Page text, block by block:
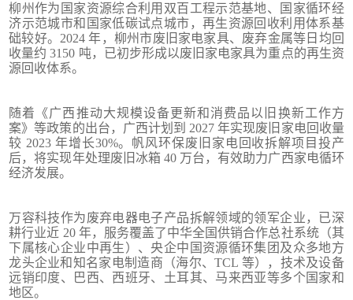
柳州作为国家资源综合利用双百工程示范基地、国家循环经
济示范城市和国家低碳试点城市，再生资源回收利用体系基
础较好。2024 年，柳州市废旧家电家具、废弃金属等日均回
收量约 3150 吨，已初步形成以废旧家电家具为重点的再生资
源回收体系。
随着《广西推动大规模设备更新和消费品以旧换新工作方
案》等政策的出台，广西计划到 2027 年实现废旧家电回收量
较 2023 年增长30%。帆风环保废旧家电回收拆解项目投产
后，将实现年处理废旧冰箱 40 万台，有效助力广西家电循环
经济发展。
万容科技作为废弃电器电子产品拆解领域的领军企业，已深
耕行业近 20 年，服务覆盖了中华全国供销合作总社系统（其
下属核心企业中再生）、央企中国资源循环集团及众多地方
龙头企业和知名家电制造商（海尔、TCL 等），技术及设备
远销印度、巴西、西班牙、土耳其、马来西亚等多个国家和
地区。